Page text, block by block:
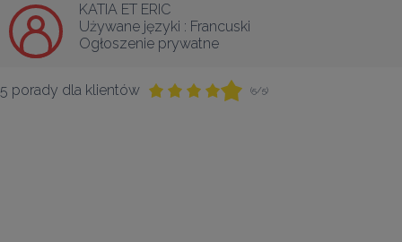
KATIA ET ERIC
Używane języki : Francuski
Ogłoszenie prywatne
5 porady dla klientów (5/5)